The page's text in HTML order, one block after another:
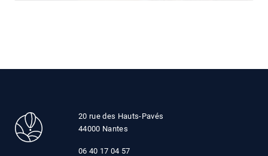
20 rue des Hauts-Pavés
44000 Nantes
06 40 17 04 57